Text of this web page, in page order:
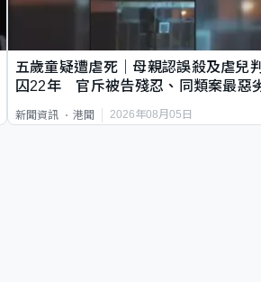
五歲童疑遭虐死｜母親認誤殺及虐兒
囚22年 官斥被告殘忍、同類案最惡
新聞資訊 港聞 2026年08月05日